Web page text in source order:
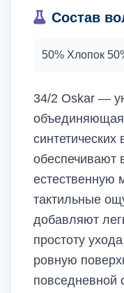
Состав
50% Хлопок
34/2 Oskar —
объединяющая
обеспечивают
естественную
тактильные
добавляют
простоту
ровную